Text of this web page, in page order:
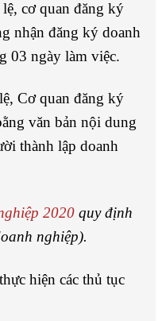
cơ quan đăng ký
nhận đăng ký doanh
03 ngày làm việc.
Cơ quan đăng ký
văn bản nội dung
thành lập doanh
2020quy định
nghiệp).
hiện các thủ tục